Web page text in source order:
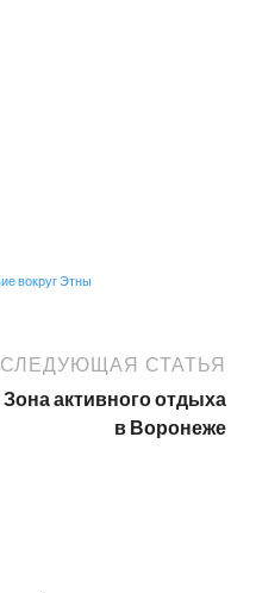
СЛЕДУЮЩАЯ СТАТЬЯ
Зона активного отдыха
в Воронеже